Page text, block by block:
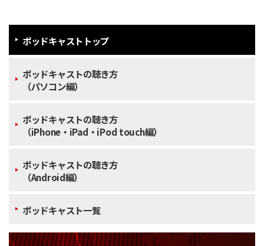
ポッドキャストトップ
ポッドキャストの聴き方
（パソコン編）
ポッドキャストの聴き方
（iPhone・iPad・iPod touch編）
ポッドキャストの聴き方
（Android編）
ポッドキャスト一覧